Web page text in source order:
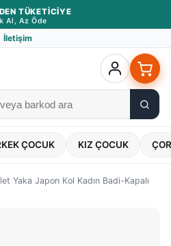
TÜKETICIYE
Al, Az Öde
İletişim
ÇOCUK KIZ ÇOCUK
Yaka Japon Kol Kadın Badi-Kapalı